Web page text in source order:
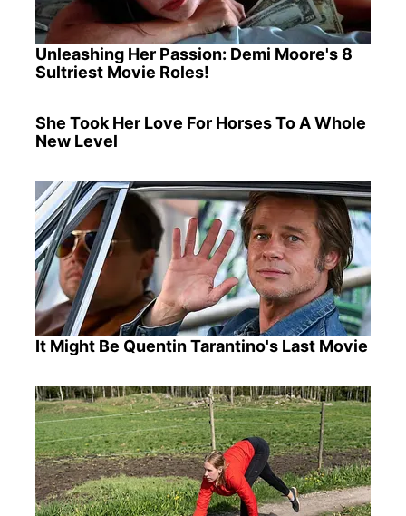
Unleashing Her Passion: Demi Moore's 8
Sultriest Movie Roles!
She Took Her Love For Horses To A Whole
New Level
It Might Be Quentin Tarantino's Last Movie